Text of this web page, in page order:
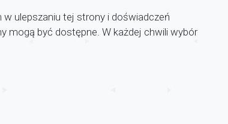
ulepszaniu tej strony i doświadczeń
mogą być dostępne. W każdej chwili wybór